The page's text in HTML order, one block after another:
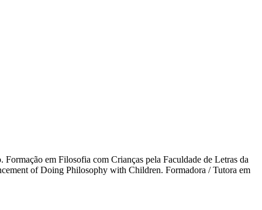
em Filosofia com Crianças pela Faculdade de Letras da
of Doing Philosophy with Children. Formadora / Tutora em